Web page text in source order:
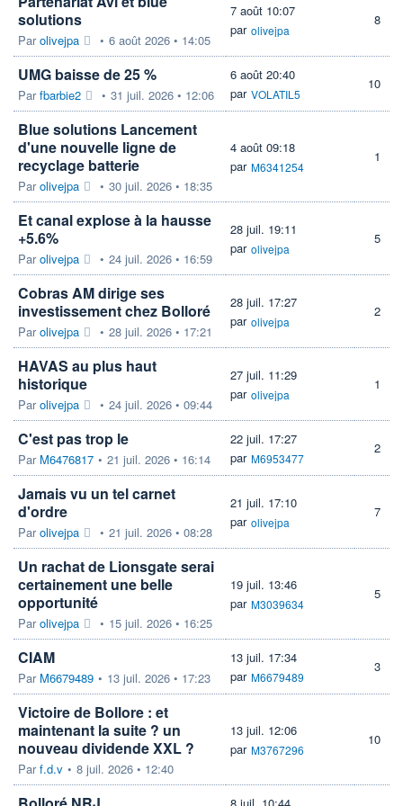
solutions
Parolivejpa • 6 août 2026 • 14:05
7 août 10:07
par olivejpa
8
UMG baisse de 25 %
Parfbarbie2 • 31 juil. 2026 • 12:06
6 août 20:40
par VOLATIL5
10
Blue solutions Lancement
d'une nouvelle ligne de
recyclage batterie
Parolivejpa • 30 juil. 2026 • 18:35
4 août 09:18
par M6341254
1
Et canal explose à la hausse
+5.6%
Parolivejpa • 24 juil. 2026 • 16:59
28 juil. 19:11
par olivejpa
5
Cobras AM dirige ses
investissement chez Bolloré
Parolivejpa • 28 juil. 2026 • 17:21
28 juil. 17:27
par olivejpa
2
HAVAS au plus haut
historique
Parolivejpa • 24 juil. 2026 • 09:44
27 juil. 11:29
par olivejpa
1
C'est pas trop le
Par M6476817 • 21 juil. 2026 • 16:14
22 juil. 17:27
par M6953477
2
Jamais vu un tel carnet
d'ordre
Parolivejpa • 21 juil. 2026 • 08:28
21 juil. 17:10
par olivejpa
7
Un rachat de Lionsgate serai
certainement une belle
opportunité
Parolivejpa • 15 juil. 2026 • 16:25
19 juil. 13:46
par M3039634
5
CIAM
Par M6679489 • 13 juil. 2026 • 17:23
13 juil. 17:34
par M6679489
3
Victoire de Bollore : et
maintenant la suite ? un
nouveau dividende XXL ?
Parf.d.v • 8 juil. 2026 • 12:40
13 juil. 12:06
par M3767296
10